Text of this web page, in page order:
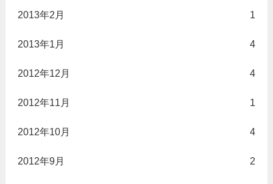
2013年2月 1
2013年1月 4
2012年12月 4
2012年11月 1
2012年10月 4
2012年9月 2